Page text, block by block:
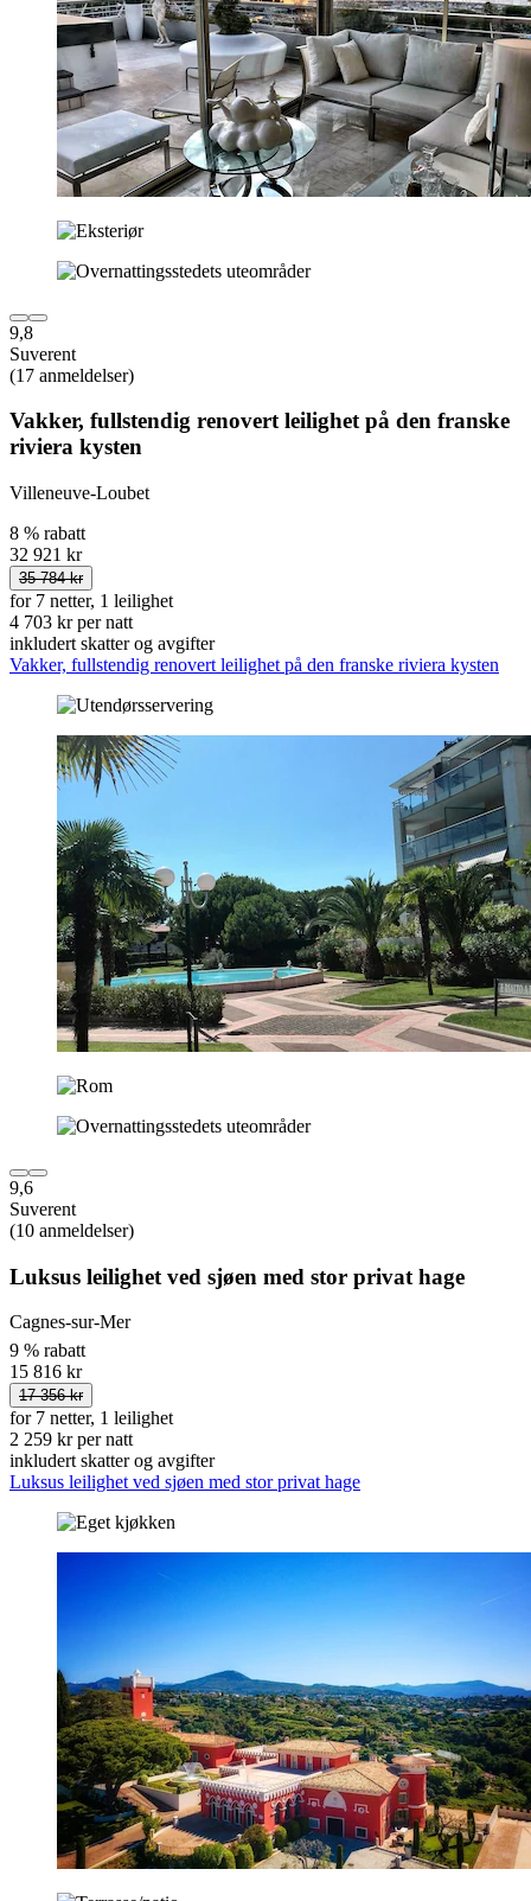
9,8
Suverent
(17 anmeldelser)
Vakker, fullstendig renovert leilighet på den franske
riviera kysten
Villeneuve-Loubet
8 % rabatt
32 921 kr
35 784 kr
for 7 netter, 1 leilighet
4 703 kr per natt
inkludert skatter og avgifter
Vakker, fullstendig renovert leilighet på den franske riviera kysten
9,6
Suverent
(10 anmeldelser)
Luksus leilighet ved sjøen med stor privat hage
Cagnes-sur-Mer
9 % rabatt
15 816 kr
17 356 kr
for 7 netter, 1 leilighet
2 259 kr per natt
inkludert skatter og avgifter
Luksus leilighet ved sjøen med stor privat hage